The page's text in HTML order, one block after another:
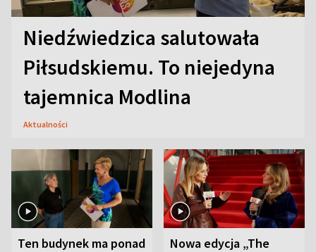
Niedźwiedzica salutowała
Piłsudskiemu. To niejedyna
tajemnica Modlina
Aktualności
Ten budynek ma ponad
Nowa edycja „The